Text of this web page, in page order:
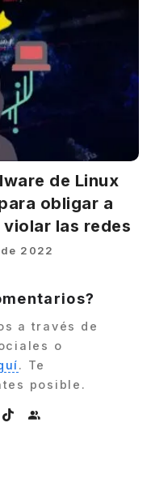
de Linux
obligar a
las redes
2022
a través de
o
. Te
posible.